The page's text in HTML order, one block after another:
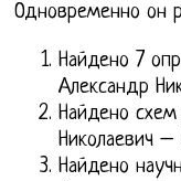
Одновременно он
Найдено 7
Александр
Найдено
Николаевич –
Найдено